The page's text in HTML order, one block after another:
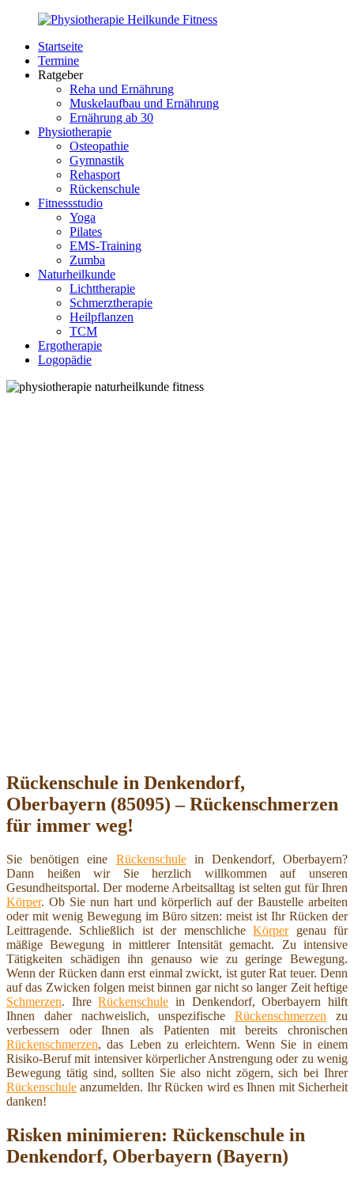
Zurück
Inhalt
PhysioMed-
Fit.de
Gesundheit
Startseite
Termine
Ratgeber
Reha und Ernährung
Muskelaufbau und Ernährung
Ernährung ab 30
Physiotherapie
Osteopathie
Gymnastik
Rehasport
Rückenschule
Fitnessstudio
Yoga
Pilates
EMS-Training
Zumba
Naturheilkunde
Lichttherapie
Schmerztherapie
Heilpflanzen
TCM
Ergotherapie
Logopädie
Rückenschule in Denkendorf,
Oberbayern (85095) – Rückenschmerzen
für immer weg!
Sie benötigen eine Rückenschulein Denkendorf, Oberbayern?
Dann heißen wir Sie herzlich willkommen auf unseren
Gesundheitsportal. Der moderne Arbeitsalltag ist selten gut für Ihren
Körper. Ob Sie nun hart und körperlich auf der Baustelle arbeiten
oder mit wenig Bewegung im Büro sitzen: meist ist Ihr Rücken der
Leittragende. Schließlich ist der menschlicheKörpergenau für
mäßige Bewegung in mittlerer Intensität gemacht. Zu intensive
Tätigkeiten schädigen ihn genauso wie zu geringe Bewegung.
Wenn der Rücken dann erst einmal zwickt, ist guter Rat teuer. Denn
auf das Zwicken folgen meist binnen gar nicht so langer Zeit heftige
Schmerzen. IhreRückenschule in Denkendorf, Oberbayern hilft
Ihnen daher nachweislich, unspezifischeRückenschmerzen zu
verbessern oder Ihnen als Patienten mit bereits chronischen
Rückenschmerzen, das Leben zu erleichtern. Wenn Sie in einem
Risiko-Beruf mit intensiver körperlicher Anstrengung oder zu wenig
Bewegung tätig sind, sollten Sie also nicht zögern, sich bei Ihrer
Rückenschule anzumelden. Ihr Rücken wird es Ihnen mit Sicherheit
danken!
Risken minimieren: Rückenschule in
Denkendorf, Oberbayern (Bayern)